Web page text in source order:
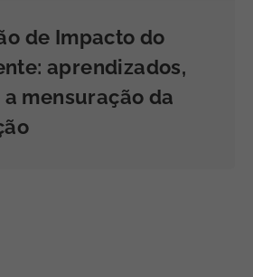
de Impacto do
aprendizados,
mensuração da